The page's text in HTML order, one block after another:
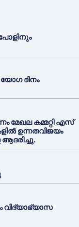
ദിനം
കമ്മറ്റി എസ്
ഉന്നതവിജയം
ആദരിച്ചു.
വിദ്യാഭ്യാസ